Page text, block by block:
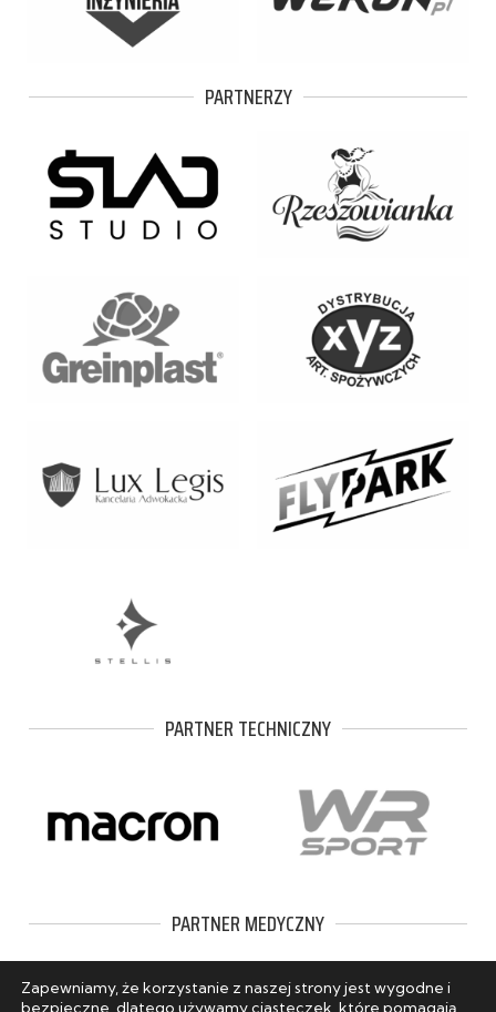
PARTNERZY
PARTNER TECHNICZNY
PARTNER MEDYCZNY
Zapewniamy, że korzystanie z naszej strony jest wygodne i
bezpieczne, dlatego używamy ciasteczek, które pomagają